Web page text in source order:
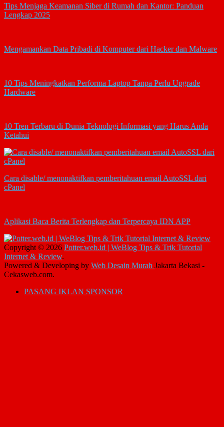
Tips Menjaga Keamanan Siber di Rumah dan Kantor: Panduan
Lengkap 2025
Mengamankan Data Pribadi di Komputer dari Hacker dan Malware
10 Tips Meningkatkan Performa Laptop Tanpa Perlu Upgrade
Hardware
10 Tren Terbaru di Dunia Teknologi Informasi yang Harus Anda
Ketahui
Cara disable/ menonaktifkan pemberitahuan email AutoSSL dari
cPanel
Aplikasi Baca Berita Terlengkap dan Terpercaya IDN APP
Copyright © 2026 Potter.web.id | WeBlog Tips & Trik Tutorial
Internet & Review.
Powered & Developing by Web Desain Murah Jakarta Bekasi -
Cekasweb.com.
PASANG IKLAN SPONSOR